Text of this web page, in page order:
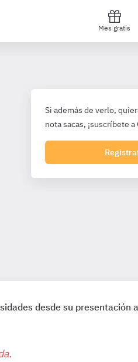
Mes gratis
Si además de verlo,
nota sacas, ¡suscríbete
desde su presentación